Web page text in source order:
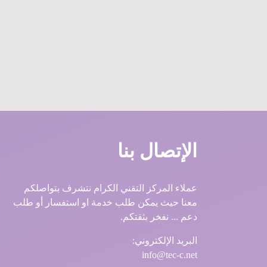
الإتصال بنا
عملاء المركز التقني الكرام نتشرف بتواصلكم
معنا حيث يمكن طلب خدمة او استفسار أو طلب
دعم ... نفخر بثقتكم.
البريد الإلكتروني:
info@tec-c.net